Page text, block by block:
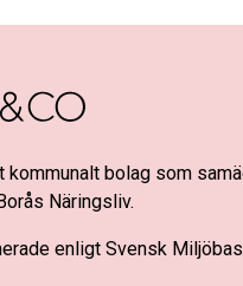
kommunalt bolag som
Näringsliv.
enligt Svensk